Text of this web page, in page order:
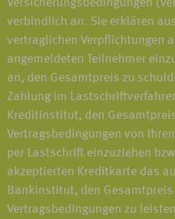
Versicherungsbedingungen
verbindlich an. Sie erklären
vertraglichen Verpflichtungen
angemeldeten Teilnehmer
an, den Gesamtpreis zu
Zahlung im
Kreditinstitut, den
Vertragsbedingungen von
per Lastschrift einzuziehen
akzeptierten Kreditkarte das
Bankinstitut, den Gesamtpreis
Vertragsbedingungen zu